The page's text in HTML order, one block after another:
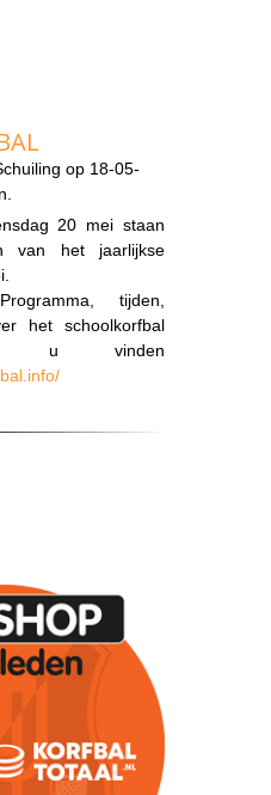
op 18-05-
20 mei staan
van het jaarlijkse
tijden,
het schoolkorfbal
u vinden